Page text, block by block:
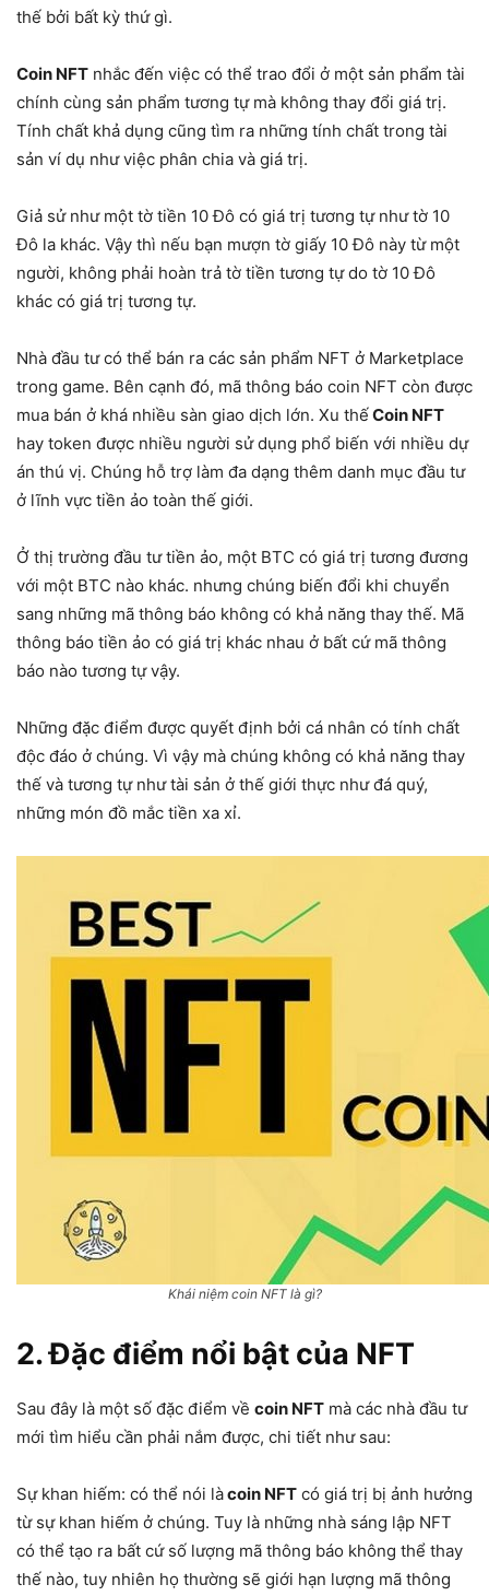
thế bởi bất kỳ thứ gì.
Coin NFT nhắc đến việc có thể trao đổi ở một sản phẩm tài
chính cùng sản phẩm tương tự mà không thay đổi giá trị.
Tính chất khả dụng cũng tìm ra những tính chất trong tài
sản ví dụ như việc phân chia và giá trị.
Giả sử như một tờ tiền 10 Đô có giá trị tương tự như tờ 10
Đô la khác. Vậy thì nếu bạn mượn tờ giấy 10 Đô này từ một
người, không phải hoàn trả tờ tiền tương tự do tờ 10 Đô
khác có giá trị tương tự.
Nhà đầu tư có thể bán ra các sản phẩm NFT ở Marketplace
trong game. Bên cạnh đó, mã thông báo coin NFT còn được
mua bán ở khá nhiều sàn giao dịch lớn. Xu thếCoin NFT
hay token được nhiều người sử dụng phổ biến với nhiều dự
án thú vị. Chúng hỗ trợ làm đa dạng thêm danh mục đầu tư
ở lĩnh vực tiền ảo toàn thế giới.
Ở thị trường đầu tư tiền ảo, một BTC có giá trị tương đương
với một BTC nào khác. nhưng chúng biến đổi khi chuyển
sang những mã thông báo không có khả năng thay thế. Mã
thông báo tiền ảo có giá trị khác nhau ở bất cứ mã thông
báo nào tương tự vậy.
Những đặc điểm được quyết định bởi cá nhân có tính chất
độc đáo ở chúng. Vì vậy mà chúng không có khả năng thay
thế và tương tự như tài sản ở thế giới thực như đá quý,
những món đồ mắc tiền xa xỉ.
Khái niệm coin NFT là gì?
2. Đặc điểm nổi bật của NFT
Sau đây là một số đặc điểm về coin NFT mà các nhà đầu tư
mới tìm hiểu cần phải nắm được, chi tiết như sau:
Sự khan hiếm: có thể nói làcoin NFT có giá trị bị ảnh hưởng
từ sự khan hiếm ở chúng. Tuy là những nhà sáng lập NFT
có thể tạo ra bất cứ số lượng mã thông báo không thể thay
thế nào, tuy nhiên họ thường sẽ giới hạn lượng mã thông